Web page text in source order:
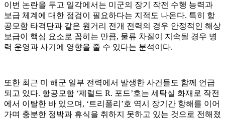
이번 논란을 두고 일각에서는 미군의 장기 작전 수행 능력과
보급 체계에 대한 점검이 필요하다는 지적도 나온다. 특히 항
공모함 타격단과 같은 원거리 전개 전력의 경우 안정적인 해상
보급이 핵심 요소로 꼽히는 만큼, 물류 차질이 지속될 경우 병
력 운영과 사기에 영향을 줄 수 있다는 분석이다.
또한 최근 미 해군 일부 전력에서 발생한 사건들도 함께 언급
되고 있다. 항공모함 ‘제럴드 R. 포드’호는 세탁실 화재로 작전
에서 이탈한 바 있으며, ‘트리폴리’호 역시 장기간 항해를 이어
가며 충분한 정박과 휴식을 취하지 못하고 있는 것으로 전해졌